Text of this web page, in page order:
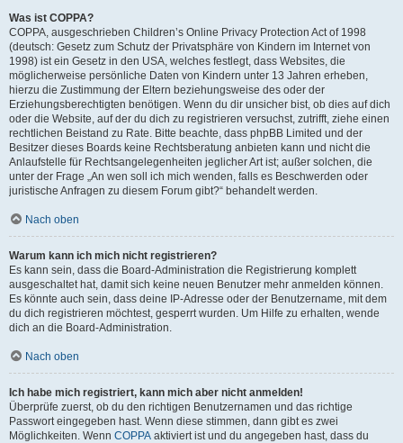
Was ist COPPA?
COPPA, ausgeschrieben Children’s Online Privacy Protection Act of 1998
(deutsch: Gesetz zum Schutz der Privatsphäre von Kindern im Internet von
1998) ist ein Gesetz in den USA, welches festlegt, dass Websites, die
möglicherweise persönliche Daten von Kindern unter 13 Jahren erheben,
hierzu die Zustimmung der Eltern beziehungsweise des oder der
Erziehungsberechtigten benötigen. Wenn du dir unsicher bist, ob dies auf dich
oder die Website, auf der du dich zu registrieren versuchst, zutrifft, ziehe einen
rechtlichen Beistand zu Rate. Bitte beachte, dass phpBB Limited und der
Besitzer dieses Boards keine Rechtsberatung anbieten kann und nicht die
Anlaufstelle für Rechtsangelegenheiten jeglicher Art ist; außer solchen, die
unter der Frage „An wen soll ich mich wenden, falls es Beschwerden oder
juristische Anfragen zu diesem Forum gibt?“ behandelt werden.
Nach oben
Warum kann ich mich nicht registrieren?
Es kann sein, dass die Board-Administration die Registrierung komplett
ausgeschaltet hat, damit sich keine neuen Benutzer mehr anmelden können.
Es könnte auch sein, dass deine IP-Adresse oder der Benutzername, mit dem
du dich registrieren möchtest, gesperrt wurden. Um Hilfe zu erhalten, wende
dich an die Board-Administration.
Nach oben
Ich habe mich registriert, kann mich aber nicht anmelden!
Überprüfe zuerst, ob du den richtigen Benutzernamen und das richtige
Passwort eingegeben hast. Wenn diese stimmen, dann gibt es zwei
Möglichkeiten. Wenn COPPA aktiviert ist und du angegeben hast, dass du